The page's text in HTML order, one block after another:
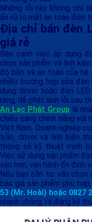
Những lỗi này không chỉ
ẩn rủi ro mất an toàn điện
Địa chỉ bán đèn
giá rẻ
Bên cạnh việc áp dụng
chọn sản phẩm và linh
độ bền và an toàn của
nhiều trường hợp sửa
dụng driver hoặc đèn
ràng, dễ phát sinh lỗi sau
An Lạc Phát Group là
chiếu sáng chính hãng với
Việt Nam. Doanh nghiệp
trần, driver và linh kiện
thông số kỹ thuật minh
Việc sử dụng sản phẩm
xác hơn, vận hành ổn định
Nếu bạn cần tư vấn
báo giá sản phẩm phù
53 (Mr. Hoài) hoặc 0827
nhanh chóng và đúng kỹ